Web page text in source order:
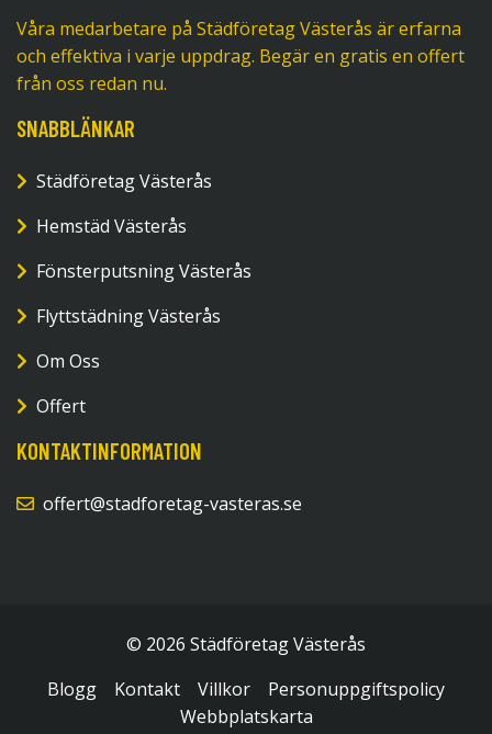
Våra medarbetare på Städföretag Västerås är erfarna
och effektiva i varje uppdrag. Begär en gratis en offert
från oss redan nu.
SNABBLÄNKAR
Städföretag Västerås
Hemstäd Västerås
Fönsterputsning Västerås
Flyttstädning Västerås
Om Oss
Offert
KONTAKTINFORMATION
offert@stadforetag-vasteras.se
© 2026 Städföretag Västerås
Blogg
Kontakt Villkor
Personuppgiftspolicy
Webbplatskarta